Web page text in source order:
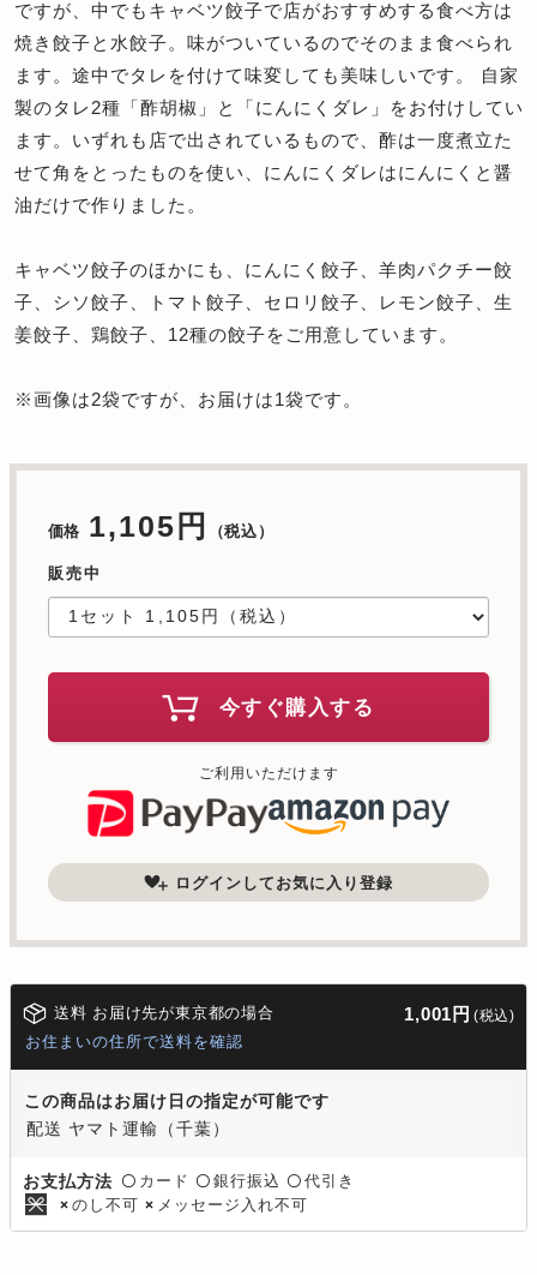
ですが、中でもキャベツ餃子で店がおすすめする食べ方は
焼き餃子と水餃子。味がついているのでそのまま食べられ
ます。途中でタレを付けて味変しても美味しいです。 自家
製のタレ2種「酢胡椒」と「にんにくダレ」をお付けしてい
ます。いずれも店で出されているもので、酢は一度煮立た
せて角をとったものを使い、にんにくダレはにんにくと醤
油だけで作りました。
キャベツ餃子のほかにも、にんにく餃子、羊肉パクチー餃
子、シソ餃子、トマト餃子、セロリ餃子、レモン餃子、生
姜餃子、鶏餃子、12種の餃子をご用意しています。
※画像は2袋ですが、お届けは1袋です。
価格 1,105円 （税込）
販売中
今すぐ購入する
ご利用いただけます
ログインしてお気に入り登録
送料 お届け先が東京都の場合 1,001円 (税込)
お住まいの住所で送料を確認
この商品はお届け日の指定が可能です
配送 ヤマト運輸（千葉）
お支払方法 〇 カード 〇 銀行振込 〇 代引き
× のし不可 × メッセージ入れ不可